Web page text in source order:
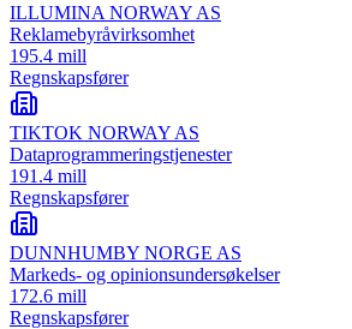
ILLUMINA NORWAY AS
Reklamebyråvirksomhet
195.4 mill
Regnskapsfører
TIKTOK NORWAY AS
Dataprogrammeringstjenester
191.4 mill
Regnskapsfører
DUNNHUMBY NORGE AS
Markeds- og opinionsundersøkelser
172.6 mill
Regnskapsfører